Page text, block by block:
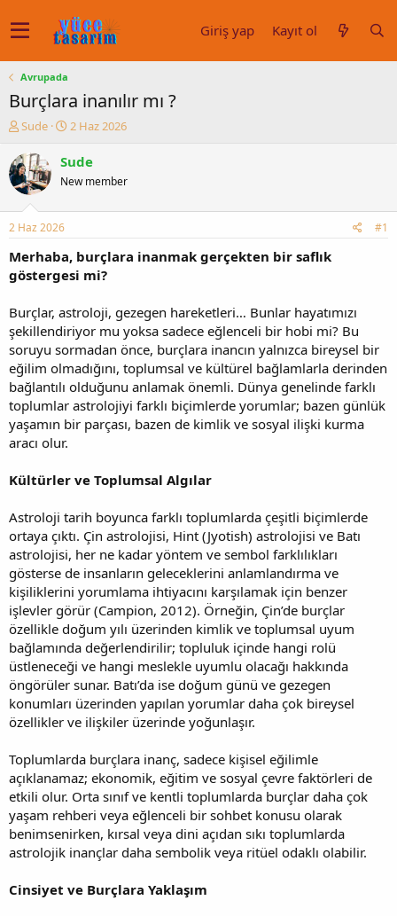
Giriş yap Kayıt ol
Avrupada
Burçlara inanılır mı ?
K
n
u
y
b
a
ş
l
a
a
n
Sude
B
ş
a
t
a
i
h
i
2 Haz 2026
Sude
New member
2 Haz 2026 #1
Merhaba, burçlara inanmak gerçekten bir saflık
göstergesi mi?
Burçlar, astroloji, gezegen hareketleri… Bunlar hayatımızı
şekillendiriyor mu yoksa sadece eğlenceli bir hobi mi? Bu
soruyu sormadan önce, burçlara inancın yalnızca bireysel bir
eğilim olmadığını, toplumsal ve kültürel bağlamlarla derinden
bağlantılı olduğunu anlamak önemli. Dünya genelinde farklı
toplumlar astrolojiyi farklı biçimlerde yorumlar; bazen günlük
yaşamın bir parçası, bazen de kimlik ve sosyal ilişki kurma
aracı olur.
Kültürler ve Toplumsal Algılar
Astroloji tarih boyunca farklı toplumlarda çeşitli biçimlerde
ortaya çıktı. Çin astrolojisi, Hint (Jyotish) astrolojisi ve Batı
astrolojisi, her ne kadar yöntem ve sembol farklılıkları
gösterse de insanların geleceklerini anlamlandırma ve
kişiliklerini yorumlama ihtiyacını karşılamak için benzer
işlevler görür (Campion, 2012). Örneğin, Çin’de burçlar
özellikle doğum yılı üzerinden kimlik ve toplumsal uyum
bağlamında değerlendirilir; topluluk içinde hangi rolü
üstleneceği ve hangi meslekle uyumlu olacağı hakkında
öngörüler sunar. Batı’da ise doğum günü ve gezegen
konumları üzerinden yapılan yorumlar daha çok bireysel
özellikler ve ilişkiler üzerinde yoğunlaşır.
Toplumlarda burçlara inanç, sadece kişisel eğilimle
açıklanamaz; ekonomik, eğitim ve sosyal çevre faktörleri de
etkili olur. Orta sınıf ve kentli toplumlarda burçlar daha çok
yaşam rehberi veya eğlenceli bir sohbet konusu olarak
benimsenirken, kırsal veya dini açıdan sıkı toplumlarda
astrolojik inançlar daha sembolik veya ritüel odaklı olabilir.
Cinsiyet ve Burçlara Yaklaşım